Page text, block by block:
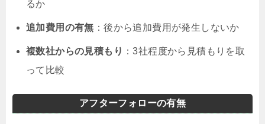
るか
追加費用の有無 ：後から追加費用が発生しないか
複数社からの見積もり ：3社程度から見積もりを取
って比較
アフターフォローの有無